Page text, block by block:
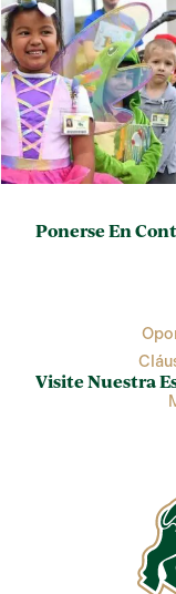
Ponerse En
Visite Nuestra